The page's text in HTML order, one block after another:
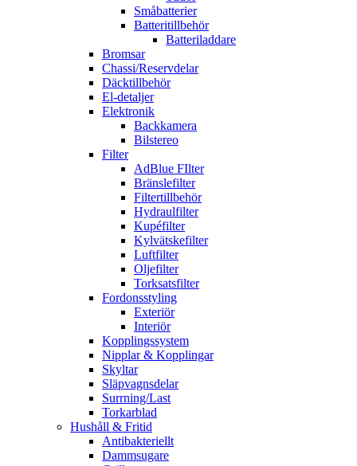
Småbatterier
Batteritillbehör
Batteriladdare
Bromsar
Chassi/Reservdelar
Däcktillbehör
El-detaljer
Elektronik
Backkamera
Bilstereo
Filter
AdBlue FIlter
Bränslefilter
Filtertillbehör
Hydraulfilter
Kupéfilter
Kylvätskefilter
Luftfilter
Oljefilter
Torksatsfilter
Fordonsstyling
Exteriör
Interiör
Kopplingssystem
Nipplar & Kopplingar
Skyltar
Släpvagnsdelar
Surrning/Last
Torkarblad
Hushåll & Fritid
Antibakteriellt​
Dammsugare